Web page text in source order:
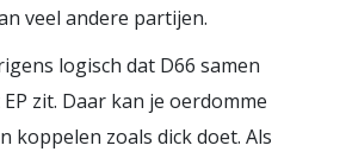
veel andere partijen.
logisch dat D66 samen
zit. Daar kan je oerdomme
koppelen zoals dick doet. Als